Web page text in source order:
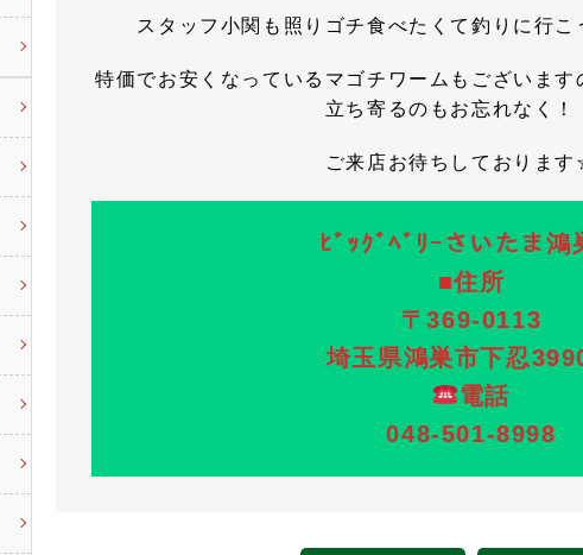
スタッフ小関も照りゴチ食べたくて釣りに行
特価でお安くなっているマゴチワームもございま
立ち寄るのもお忘れなく！
ご来店お待ちしておりま
ﾋﾞｯｸﾞﾍﾞﾘｰさいたま鴻
■住所
〒369-0113
埼玉県鴻巣市下忍
電話
048-501-8998